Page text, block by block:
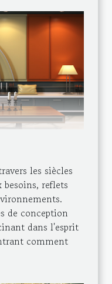
les siècles
besoins, reflets
de conception
dans l'esprit
comment